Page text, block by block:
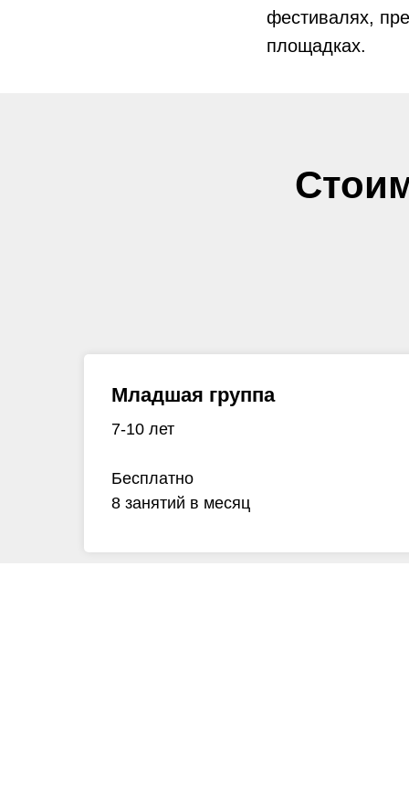
фестивалях,
площадках.
Младшая группа
7-10 лет
Бесплатно
8 занятий в месяц